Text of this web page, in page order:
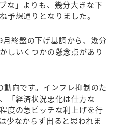
な」よりも、幾分大きな下
予想通りとなりました。
終盤の下げ基調から、幾分
しいくつかの懸念点があり
向です。インフレ抑制のた
「経済状況悪化は仕方な
度の急ピッチな利上げを行
少なからず出ると思われま